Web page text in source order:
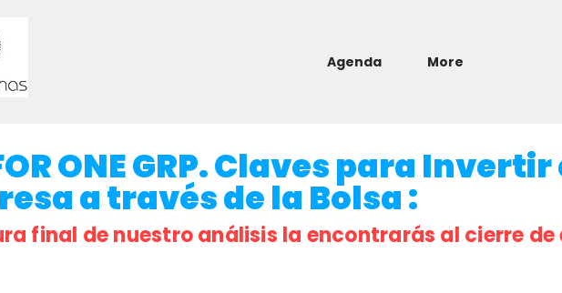
Agenda More
ONE GRP. Claves para
a través de la Bolsa :
final de nuestro análisis la encontrarás al cierre